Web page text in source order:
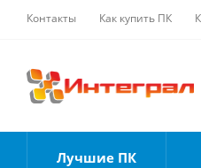
Контакты Как купить ПК
Лучшие ПК